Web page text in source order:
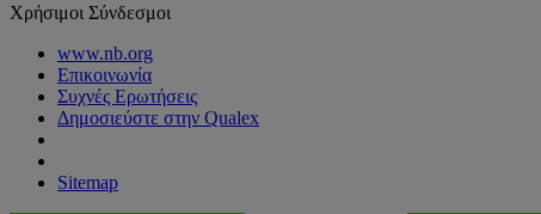
Χρήσιμοι Σύνδεσμοι
www.nb.org
Επικοινωνία
Συχνές Ερωτήσεις
Δημοσιεύστε στην Qualex
Sitemap